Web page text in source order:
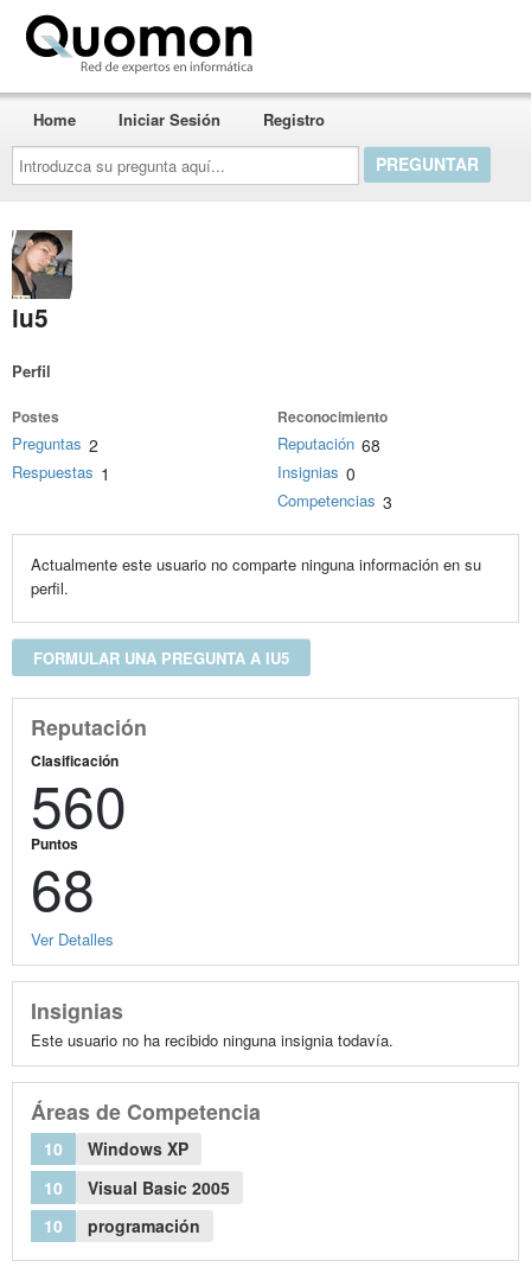
Introduzca
su
pregunta
aquí...
Home Iniciar Sesión Registro
iu5
Perfil
Postes
Preguntas 2
Respuestas 1
Reconocimiento
Reputación 68
Insignias 0
Competencias 3
Actualmente este usuario no comparte ninguna información en su
perfil.
FORMULAR UNA PREGUNTA A IU5
Reputación
Clasificación
560
Puntos
68
Ver Detalles
Insignias
Este usuario no ha recibido ninguna insignia todavía.
Áreas de Competencia
10
Windows XP
10
Visual Basic 2005
10
programación